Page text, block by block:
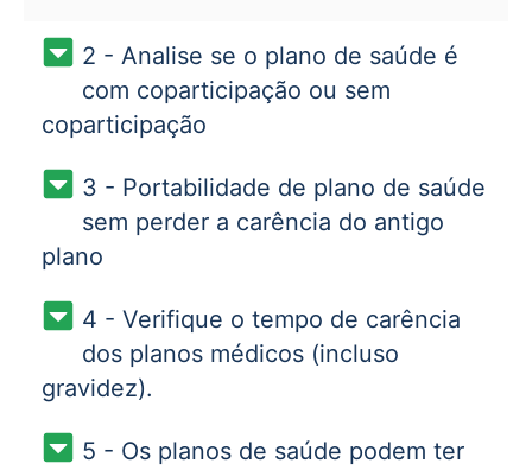
2 - Analise se o plano de saúde é
com coparticipação ou sem
coparticipação
3 - Portabilidade de plano de saúde
sem perder a carência do antigo
plano
4 - Verifique o tempo de carência
dos planos médicos (incluso
gravidez).
5 - Os planos de saúde podem ter